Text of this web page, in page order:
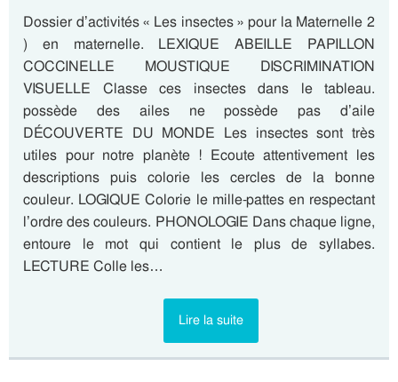
Dossier d’activités « Les insectes » pour la Maternelle 2
) en maternelle. LEXIQUE ABEILLE PAPILLON
COCCINELLE MOUSTIQUE DISCRIMINATION
VISUELLE Classe ces insectes dans le tableau.
possède des ailes ne possède pas d’aile
DÉCOUVERTE DU MONDE Les insectes sont très
utiles pour notre planète ! Ecoute attentivement les
descriptions puis colorie les cercles de la bonne
couleur. LOGIQUE Colorie le mille-pattes en respectant
l’ordre des couleurs. PHONOLOGIE Dans chaque ligne,
entoure le mot qui contient le plus de syllabes.
LECTURE Colle les…
Lire la suite